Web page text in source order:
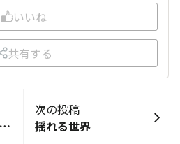
いいね
共有する
みんなゲームで無敵になりたい?
次の投稿
揺れる世界